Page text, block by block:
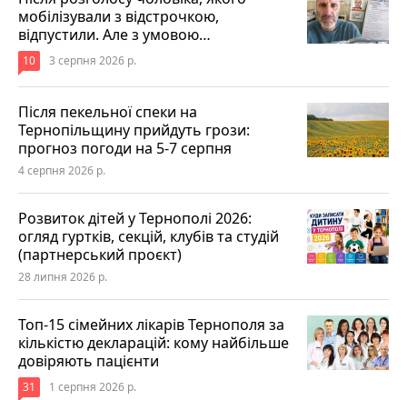
мобілізували з відстрочкою,
відпустили. Але з умовою…
10 3 серпня 2026 р.
Після пекельної спеки на
Тернопільщину прийдуть грози:
прогноз погоди на 5-7 серпня
4 серпня 2026 р.
Розвиток дітей у Тернополі 2026:
огляд гуртків, секцій, клубів та студій
(партнерський проєкт)
28 липня 2026 р.
Топ-15 сімейних лікарів Тернополя за
кількістю декларацій: кому найбільше
довіряють пацієнти
31 1 серпня 2026 р.